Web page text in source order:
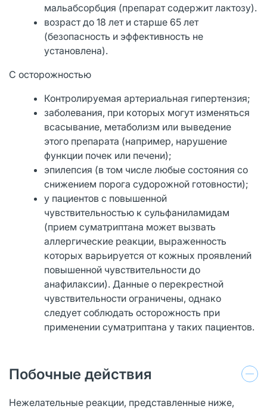
мальабсорбция (препарат содержит лактозу).
возраст до 18 лет и старше 65 лет
(безопасность и эффективность не
установлена).
С осторожностью
Контролируемая артериальная гипертензия;
заболевания, при которых могут изменяться
всасывание, метаболизм или выведение
этого препарата (например, нарушение
функции почек или печени);
эпилепсия (в том числе любые состояния со
снижением порога судорожной готовности);
у пациентов с повышенной
чувствительностью к сульфаниламидам
(прием суматриптана может вызвать
аллергические реакции, выраженность
которых варьируется от кожных проявлений
повышенной чувствительности до
анафилаксии). Данные о перекрестной
чувствительности ограничены, однако
следует соблюдать осторожность при
применении суматриптана у таких пациентов.
Побочные действия
Нежелательные реакции, представленные ниже,